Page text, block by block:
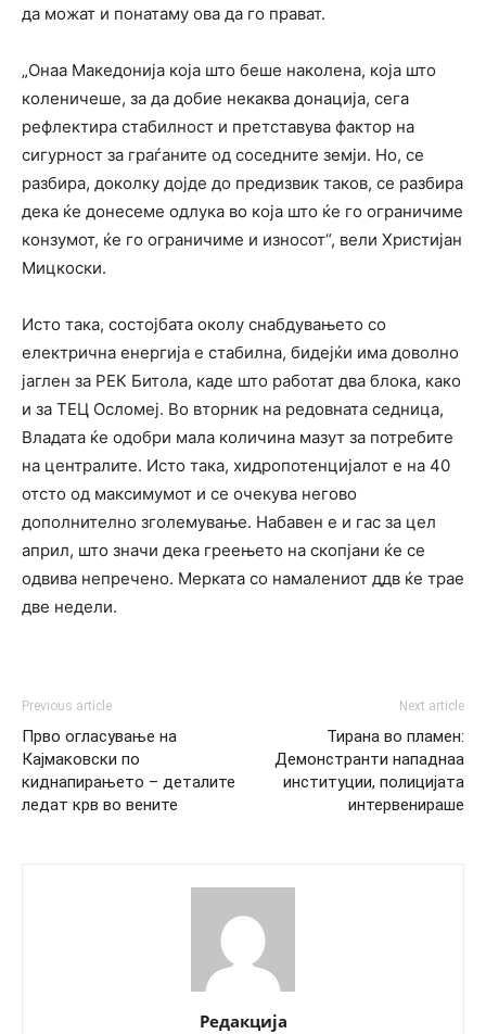
да можат и понатаму ова да го прават.
„Онаа Македонија која што беше наколена, која што
коленичеше, за да добие некаква донација, сега
рефлектира стабилност и претставува фактор на
сигурност за граѓаните од соседните земји. Но, се
разбира, доколку дојде до предизвик таков, се разбира
дека ќе донесеме одлука во која што ќе го ограничиме
конзумот, ќе го ограничиме и износот“, вели Христијан
Мицкоски.
Исто така, состојбата околу снабдувањето со
електрична енергија е стабилна, бидејќи има доволно
јаглен за РЕК Битола, каде што работат два блока, како
и за ТЕЦ Осломеј. Во вторник на редовната седница,
Владата ќе одобри мала количина мазут за потребите
на централите. Исто така, хидропотенцијалот е на 40
отсто од максимумот и се очекува негово
дополнително зголемување. Набавен е и гас за цел
април, што значи дека греењето на скопјани ќе се
одвива непречено. Мерката со намалениот ддв ќе трае
две недели.
Previous article
Прво огласување на
Кајмаковски по
киднапирањето – деталите
ледат крв во вените
Next article
Тирана во пламен:
Демонстранти нападнаа
институции, полицијата
интервенираше
Редакција